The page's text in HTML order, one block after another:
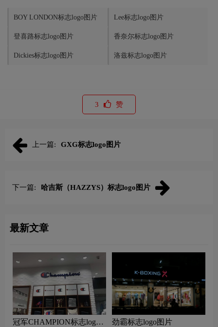
BOY LONDON标志logo图片 Lee标志logo图片
登喜路标志logo图片 香奈尔标志logo图片
Dickies标志logo图片 洛兹标志logo图片
3 赞
上一篇: GXG标志logo图片
下一篇: 哈吉斯（HAZZYS）标志logo图片
最新文章
冠军CHAMPION标志logo
劲霸标志logo图片